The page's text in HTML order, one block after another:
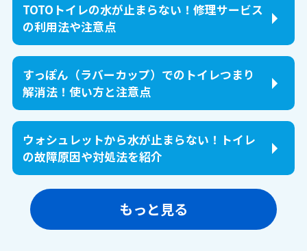
TOTOトイレの水が止まらない！修理サービス
の利用法や注意点
すっぽん（ラバーカップ）でのトイレつまり
解消法！使い方と注意点
ウォシュレットから水が止まらない！トイレ
の故障原因や対処法を紹介
もっと見る